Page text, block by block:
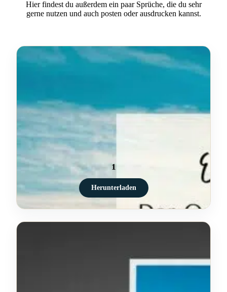
Hier findest du außerdem ein paar Sprüche, die du sehr
gerne nutzen und auch posten oder ausdrucken kannst.
1
Herunterladen